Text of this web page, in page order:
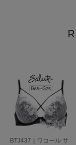
BTJ437｜ワコール サ